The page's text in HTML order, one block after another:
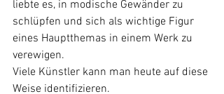
liebte es, in modische Gewänder zu
schlüpfen und sich als wichtige Figur
eines Hauptthemas in einem Werk zu
verewigen.
Viele Künstler kann man heute auf diese
Weise identifizieren.